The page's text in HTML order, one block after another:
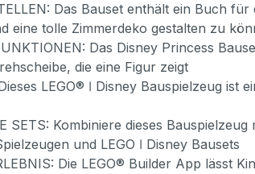
Das Bauset enthält ein Buch
eine tolle Zimmerdeko gestalten zu
Das Disney Princess
die eine Figur zeigt
LEGO® ǀ Disney Bauspielzeug
SETS: Kombiniere dieses
und LEGO ǀ Disney Bausets
Die LEGO® Builder App lässt